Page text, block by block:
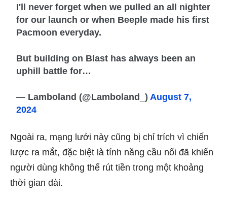
I'll never forget when we pulled an all nighter
for our launch or when Beeple made his first
Pacmoon everyday.
But building on Blast has always been an
uphill battle for…
— Lamboland (@Lamboland_) August 7,
2024
Ngoài ra, mạng lưới này cũng bị chỉ trích vì chiến
lược ra mắt, đặc biệt là tính năng cầu nối đã khiến
người dùng không thể rút tiền trong một khoảng
thời gian dài.